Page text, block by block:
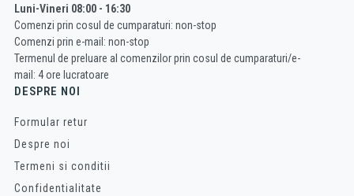
Luni-Vineri 08:00 - 16:30
Comenzi prin cosul de cumparaturi: non-stop
Comenzi prin e-mail: non-stop
Termenul de preluare al comenzilor prin cosul de cumparaturi/e-
mail: 4 ore lucratoare
DESPRE NOI
Formular retur
Despre noi
Termeni si conditii
Confidentialitate